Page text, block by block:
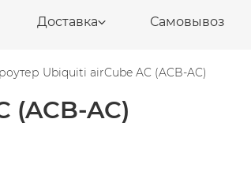
Доставка Самовывоз
Ubiquiti airCube AC (ACB-AC)
(ACB-AC)